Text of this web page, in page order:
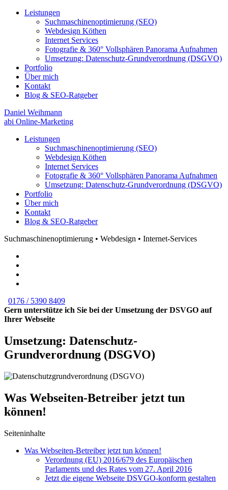
Leistungen
Suchmaschinenoptimierung (SEO)
Webdesign Köthen
Internet Services
Fotografie & 360° Vollsphären Panorama Aufnahmen
Umsetzung: Datenschutz-Grundverordnung (DSGVO)
Portfolio
Über mich
Kontakt
Blog & SEO-Ratgeber
Daniel Weihmann
abi Online-Marketing
Leistungen
Suchmaschinenoptimierung (SEO)
Webdesign Köthen
Internet Services
Fotografie & 360° Vollsphären Panorama Aufnahmen
Umsetzung: Datenschutz-Grundverordnung (DSGVO)
Portfolio
Über mich
Kontakt
Blog & SEO-Ratgeber
Suchmaschinenoptimierung • Webdesign • Internet-Services
0176 / 5390 8409
Gern unterstütze ich Sie bei der Umsetzung der DSVGO auf
Ihrer Webseite
Umsetzung: Datenschutz-
Grundverordnung (DSGVO)
Was Webseiten-Betreiber jetzt tun
können!
Seiteninhalte
Was Webseiten-Betreiber jetzt tun können!
Verordnung (EU) 2016/679 des Europäischen
Parlaments und des Rates vom 27. April 2016
Jetzt die eigene Webseite DSVGO-konform gestalten